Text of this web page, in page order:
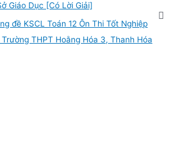
Giáo Dục [Có Lời Giải]
đề KSCL Toán 12 Ôn Thi Tốt Nghiệp
THPT Hoằng Hóa 3, Thanh Hóa